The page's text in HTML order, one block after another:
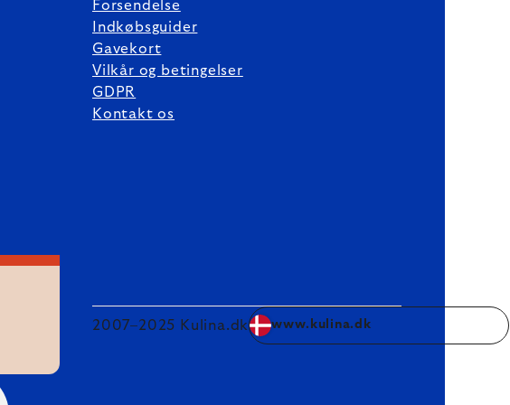
Forsendelse
Indkøbsguider
Gavekort
Vilkår og betingelser
GDPR
Kontakt os
2007–2025 Kulina.dk www.kulina.dk